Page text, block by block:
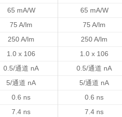
65 mA/W 65 mA/W
75 A/lm 75 A/lm
250 A/lm 250 A/lm
1.0 x 106 1.0 x 106
0.5/通道 nA 0.5/通道 nA
5/通道 nA 5/通道 nA
0.6 ns 0.6 ns
7.4 ns 7.4 ns